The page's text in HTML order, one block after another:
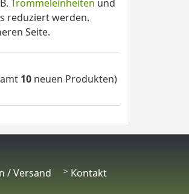
Trommeleinheiten und
reduziert werden.
Seite.
10 neuen Produkten)
/ Versand
Kontakt